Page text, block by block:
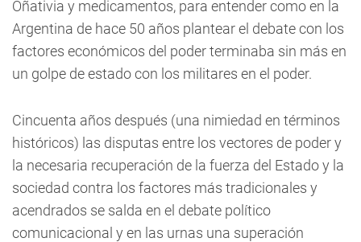
Oñativia y medicamentos, para entender como en la
Argentina de hace 50 años plantear el debate con los
factores económicos del poder terminaba sin más en
un golpe de estado con los militares en el poder.
Cincuenta años después (una nimiedad en términos
históricos) las disputas entre los vectores de poder y
la necesaria recuperación de la fuerza del Estado y la
sociedad contra los factores más tradicionales y
acendrados se salda en el debate político
comunicacional y en las urnas una superación